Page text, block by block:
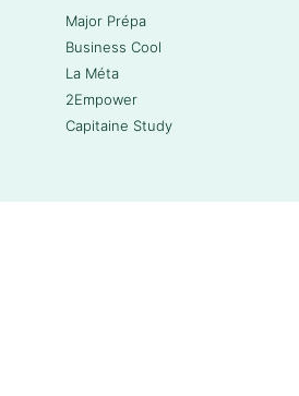
Major Prépa
Business Cool
La Méta
2Empower
Capitaine Study